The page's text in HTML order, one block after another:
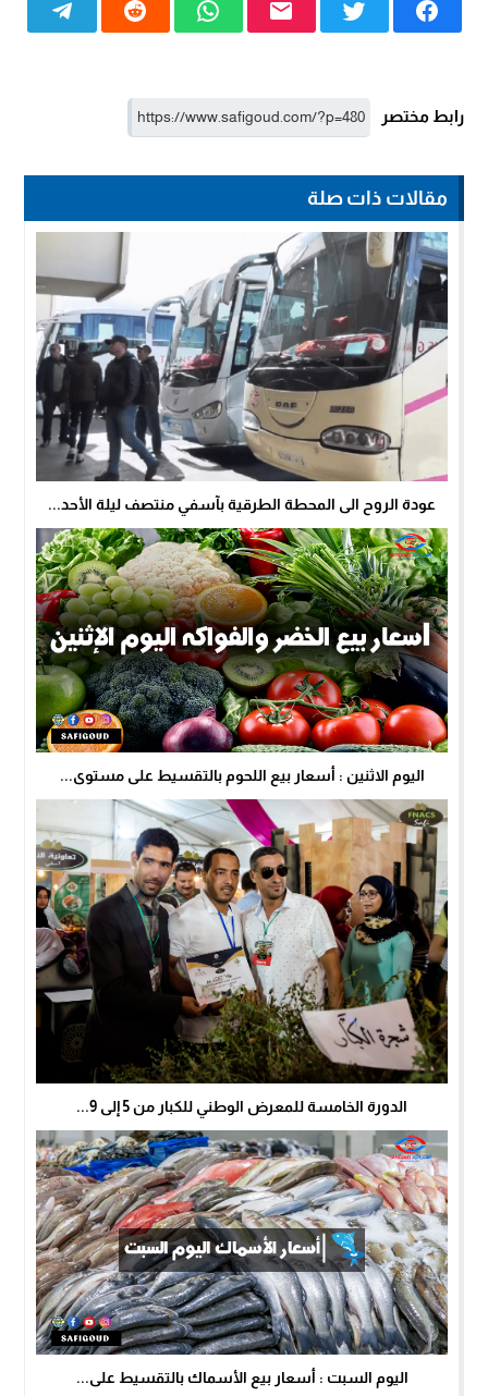
رابط مختصر
مقالات ذات صلة
عودة الروح الى المحطة الطرقية بآسفي منتصف ليلة الأحد...
اليوم الاثنين : أسعار بيع اللحوم بالتقسيط على مستوى...
الدورة الخامسة للمعرض الوطني للكبار من 5 إلى 9...
اليوم السبت : أسعار بيع الأسماك بالتقسيط على...